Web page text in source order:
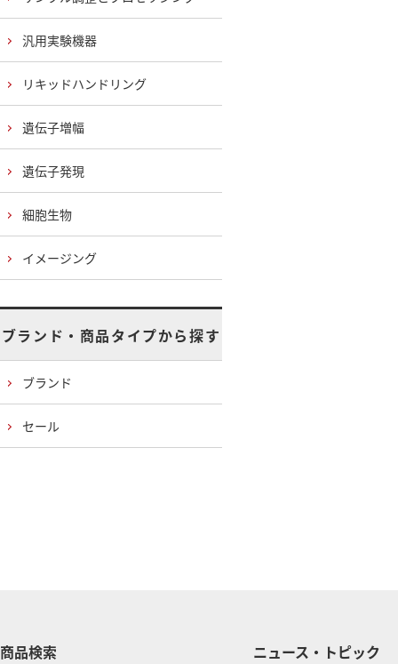
汎用実験機器
リキッドハンドリング
遺伝子増幅
遺伝子発現
細胞生物
イメージング
ブランド・商品タイプから探す
ブランド
セール
商品検索 ニュース・トピック